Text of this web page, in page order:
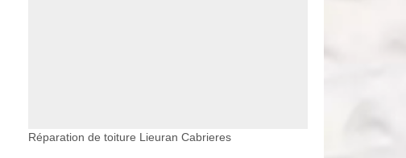
Réparation de toiture Lieuran Cabrieres